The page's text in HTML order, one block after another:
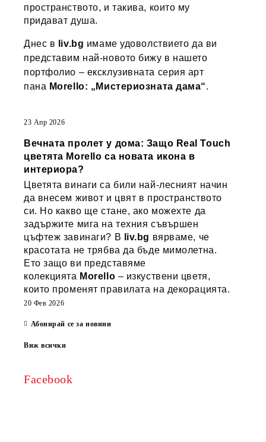
пространството, и такива, които му
придават душа.
Днес в liv.bg имаме удоволствието да ви
представим най-новото бижу в нашето
портфолио – ексклузивната серия арт
пана Morello: „Мистериозната дама“.
23 Апр 2026
Вечната пролет у дома: Защо Real Touch
цветята Morello са новата икона в
интериора?
Цветята винаги са били най-лесният начин
да внесем живот и цвят в пространството
си. Но какво ще стане, ако можехте да
задържите мига на техния съвършен
цъфтеж завинаги? В
liv.bg вярваме, че
красотата не трябва да бъде мимолетна.
Ето защо ви представяме
колекцията Morello – изкуствени цветя,
които променят правилата на декорацията.
20 Фев 2026
Абонирай се за новини
Виж всички
Facebook